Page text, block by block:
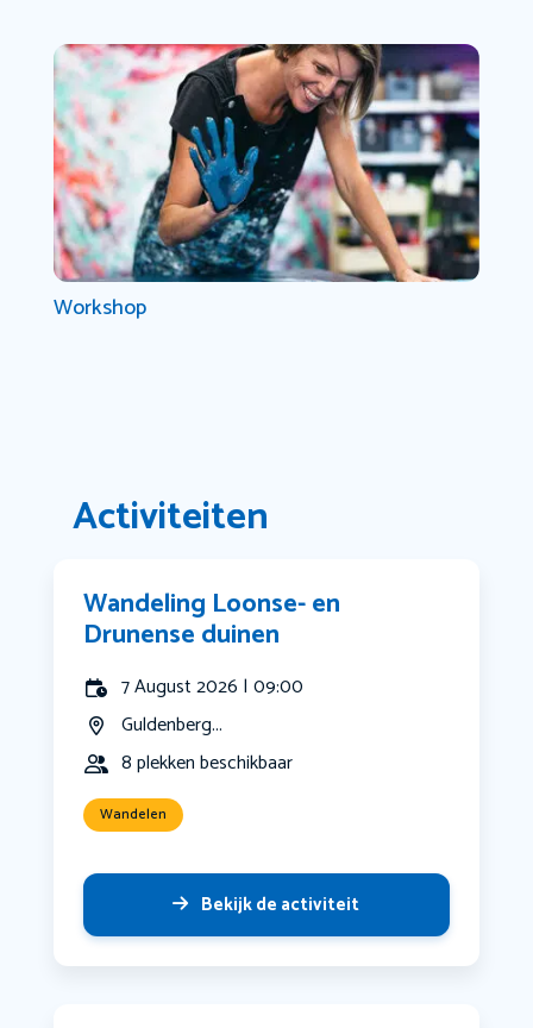
Workshop
Activiteiten
Wandeling Loonse- en
Drunense duinen
7 August 2026 | 09:00
Guldenberg...
8 plekken beschikbaar
Wandelen
Bekijk de activiteit